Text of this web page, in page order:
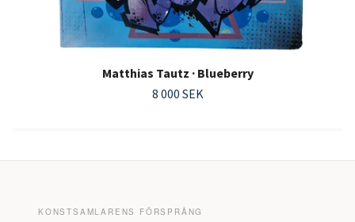
Matthias Tautz · Blueberry
8 000 SEK
KONSTSAMLARENS FÖRSPRÅNG